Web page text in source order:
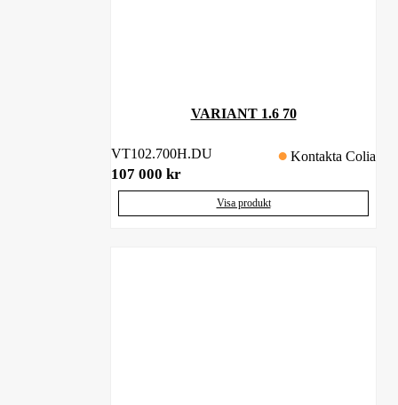
VARIANT 1.6 70
VT102.700H.DU Kontakta Colia
107 000 kr
Visa produkt